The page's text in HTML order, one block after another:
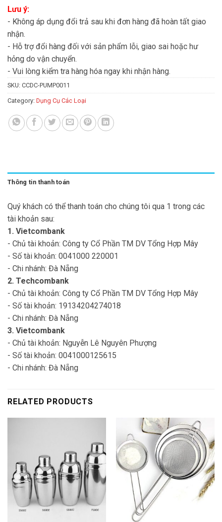
Lưu ý:
- Không áp dụng đổi trả sau khi đơn hàng đã hoàn tất giao
nhận.
- Hỗ trợ đổi hàng đối với sản phẩm lỗi, giao sai hoặc hư
hỏng do vận chuyển.
- Vui lòng kiểm tra hàng hóa ngay khi nhận hàng.
SKU: CCDC-PUMP0011
Category: Dụng Cụ Các Loại
Thông tin thanh toán
Quý khách có thể thanh toán cho chúng tôi qua 1 trong các
tài khoản sau:
1. Vietcombank
- Chủ tài khoản: Công ty Cổ Phần TM DV Tổng Hợp Mây
- Số tài khoản: 0041000 220001
- Chi nhánh: Đà Nẵng
2. Techcombank
- Chủ tài khoản: Công ty Cổ Phần TM DV Tổng Hợp Mây
- Số tài khoản: 19134204274018
- Chi nhánh: Đà Nẵng
3. Vietcombank
- Chủ tài khoản: Nguyễn Lê Nguyên Phượng
- Số tài khoản: 0041000125615
- Chi nhánh: Đà Nẵng
RELATED PRODUCTS